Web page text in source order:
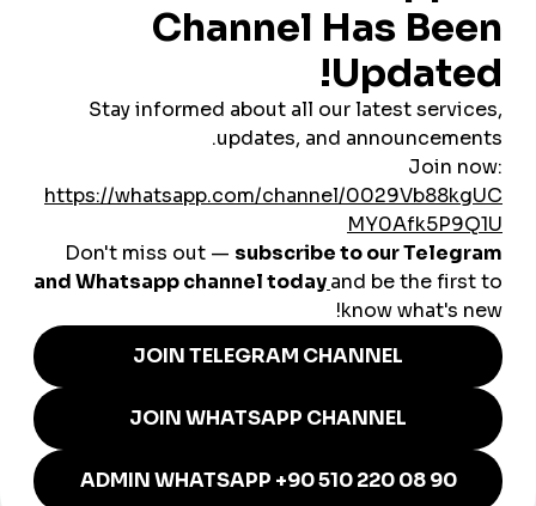
واجهة استجابة المحمول
يمكنك تصميم واجهة موقع الويب
الخاص بك بشكل متوافق مع الهاتف المحمول والكمبيوتر اللوحي
بفضل محررنا الشامل. إن تطوير واجهة موقع ويب متوافقة مع الأجهزة
المحمولة والأجهزة اللوحية باستخدام تقنية السحب والإفلات هو أمر
سهل للغاية!